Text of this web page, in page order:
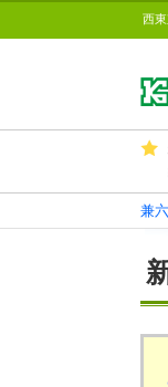
西
兼